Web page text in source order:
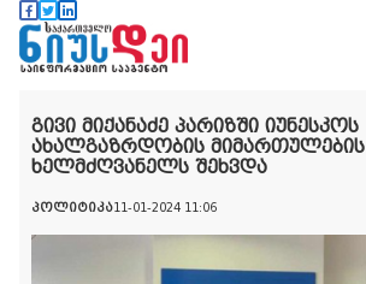
გივი მიქანაძე პარიზში იუნესკოს
ახალგაზრდობის მიმართულების
ხელმძღვანელს შეხვდა
პოლიტიკა11-01-2024 11:06